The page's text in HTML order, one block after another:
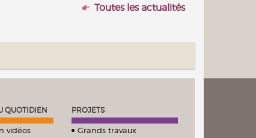
Toutes les actualités
QUOTIDIEN
vidéos
PROJETS
Grands travaux